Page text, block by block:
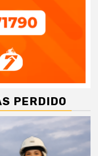
PERDIDO